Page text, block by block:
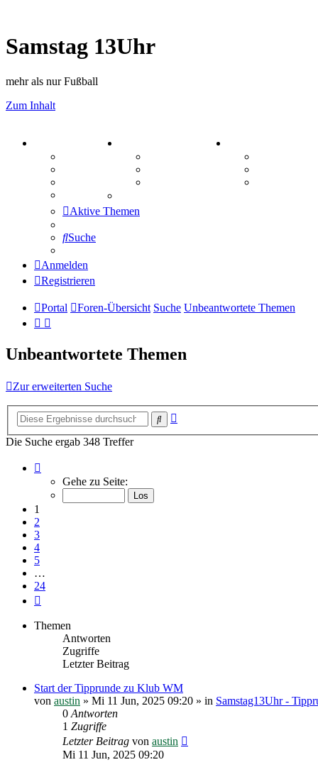
Samstag 13Uhr
mehr als nur Fußball
Zum Inhalt
Mastodon
Aktive Themen
Suche
Anmelden
Registrieren
Portal Foren-Übersicht Suche Unbeantwortete Themen
Unbeantwortete Themen
Zur erweiterten Suche
Suche
Die Suche ergab 348 Treffer
von
Gehe zu Seite:
1
2
3
4
5
…
24
Themen
Antworten
Zugriffe
Letzter Beitrag
Start der Tipprunde zu Klub WM
von austin » Mi 11 Jun, 2025 09:20 » in Samstag13Uhr -
0 Antworten
1 Zugriffe
Letzter Beitrag von austin
Mi 11 Jun, 2025 09:20